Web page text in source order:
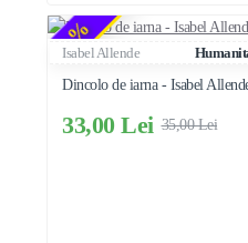
-6 %
Isabel Allende
Dincolo de iarna - Isabel
33,00 Lei 35,00 Lei